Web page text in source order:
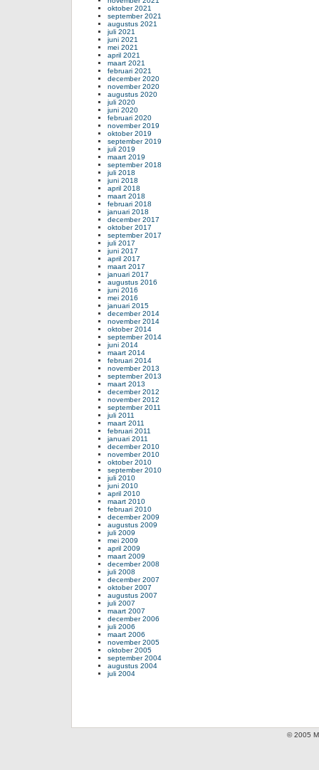
oktober 2021
september 2021
augustus 2021
juli 2021
juni 2021
mei 2021
april 2021
maart 2021
februari 2021
december 2020
november 2020
augustus 2020
juli 2020
juni 2020
februari 2020
november 2019
oktober 2019
september 2019
juli 2019
maart 2019
september 2018
juli 2018
juni 2018
april 2018
maart 2018
februari 2018
januari 2018
december 2017
oktober 2017
september 2017
juli 2017
juni 2017
april 2017
maart 2017
januari 2017
augustus 2016
juni 2016
mei 2016
januari 2015
december 2014
november 2014
oktober 2014
september 2014
juni 2014
maart 2014
februari 2014
november 2013
september 2013
maart 2013
december 2012
november 2012
september 2011
juli 2011
maart 2011
februari 2011
januari 2011
december 2010
november 2010
oktober 2010
september 2010
juli 2010
juni 2010
april 2010
maart 2010
februari 2010
december 2009
augustus 2009
juli 2009
mei 2009
april 2009
maart 2009
december 2008
juli 2008
december 2007
oktober 2007
augustus 2007
juli 2007
maart 2007
december 2006
juli 2006
maart 2006
november 2005
oktober 2005
september 2004
augustus 2004
juli 2004
© 2005